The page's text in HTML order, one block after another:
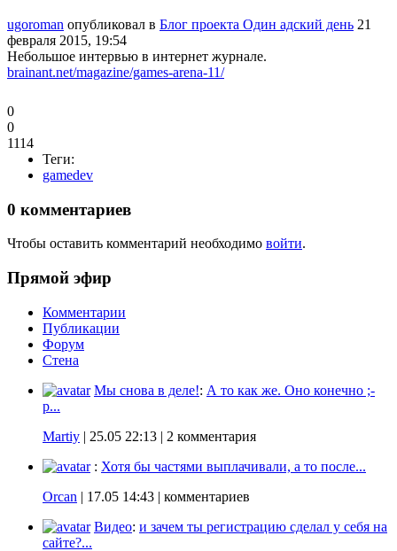
ugoroman опубликовал в Блог проекта Один адский день 21
февраля 2015, 19:54
Небольшое интервью в интернет журнале.
brainant.net/magazine/games-arena-11/
0
0
1114
Теги:
gamedev
0 комментариев
Чтобы оставить комментарий необходимо войти.
Прямой эфир
Комментарии
Публикации
Форум
Стена
Мы снова в деле!: А то как же. Оно конечно ;-
p...
Martiy | 25.05 22:13 | 2 комментария
: Хотя бы частями выплачивали, а то после...
Orcan | 17.05 14:43 | комментариев
Видео: и зачем ты регистрацию сделал у себя на
сайте?...